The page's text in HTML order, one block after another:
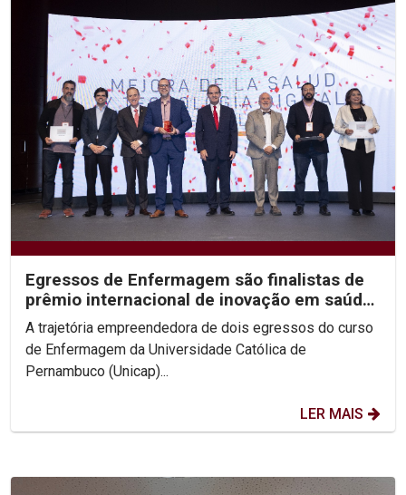
Egressos de Enfermagem são finalistas de
prêmio internacional de inovação em saúde
digital
A trajetória empreendedora de dois egressos do curso
de Enfermagem da Universidade Católica de
Pernambuco (Unicap)...
LER MAIS